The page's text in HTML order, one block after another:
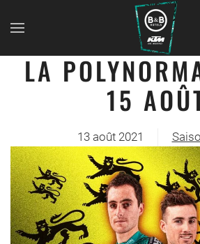
LA
15
13 août 2021